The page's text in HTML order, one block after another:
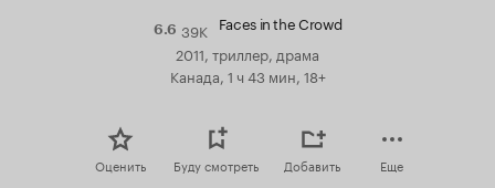
6.6Рейтинг
Кинопоиска
39K Faces in the Crowd
2011, триллер, драма
Канада, 1 ч 43 мин, 18+
Оценить Буду смотреть Добавить Еще